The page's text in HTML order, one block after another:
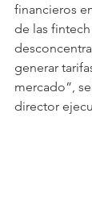
financieros
de las
generar
mercado”,
director